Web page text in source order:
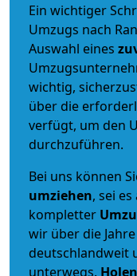
Ein wichtiger
Umzugs nach
Auswahl eines
wichtig,
über die
verfügt, um den
durchzuführen.
Bei uns können
umziehen, sei es
kompletter
wir über die
deutschlandweit
unterwegs.